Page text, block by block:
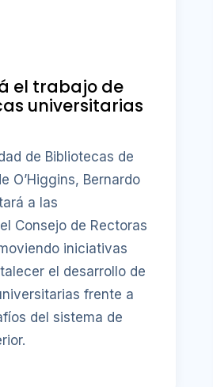
el trabajo de
universitarias
de Bibliotecas de
O’Higgins, Bernardo
a las
Consejo de Rectoras
iniciativas
el desarrollo de
frente a
del sistema de